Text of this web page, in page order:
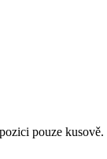
pouze kusově.